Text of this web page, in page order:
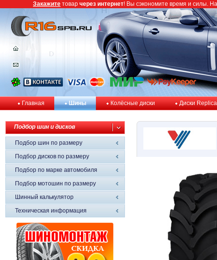
Главная Шины Колёсные диски Диски Replica
Подбор шин и дисков
Подбор шин по размеру
Подбор дисков по размеру
Подбор по марке автомобиля
Подбор мотошин по размеру
Шинный калькулятор
Техническая информация
Закажите товар через интернет! Вы сэкономите время и силы.